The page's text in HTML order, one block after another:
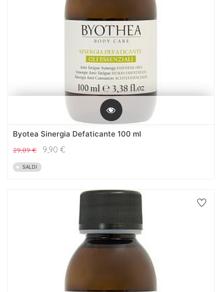
Byotea Sinergia Defaticante 100 ml
29,89€ 9,90 €
SALDI